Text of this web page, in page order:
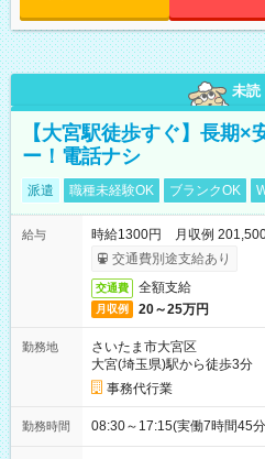
未読
【大宮駅徒歩すぐ】長期×
ー！電話ナシ
派遣 職種未経験OK ブランクOK
給与
時給1300円 月収例
交通費別途支給あり
交通費 全額支給
月収例 20～25万円
勤務地
さいたま市大宮区
大宮(埼玉県)駅から徒歩3分
事務代行業
勤務時間 08:30～17:15(実働7時間45